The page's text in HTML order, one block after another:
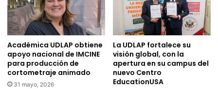
Académica UDLAP obtiene
apoyo nacional de IMCINE
para producción de
cortometraje animado
31 mayo, 2026
La UDLAP fortalece su
visión global, con la
apertura en su campus del
nuevo Centro
EducationUSA